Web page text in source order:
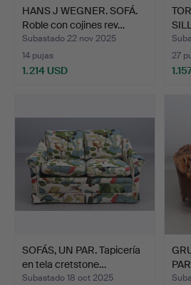
HANS J WEGNER. SOFÁ.
Roble con cojines rev…
Subastado 22 nov 2025
14 pujas
1.214 USD
27
SOFÁS, UN PAR. Tapicería
en tela cretstone…
Subastado 18 oct 2025